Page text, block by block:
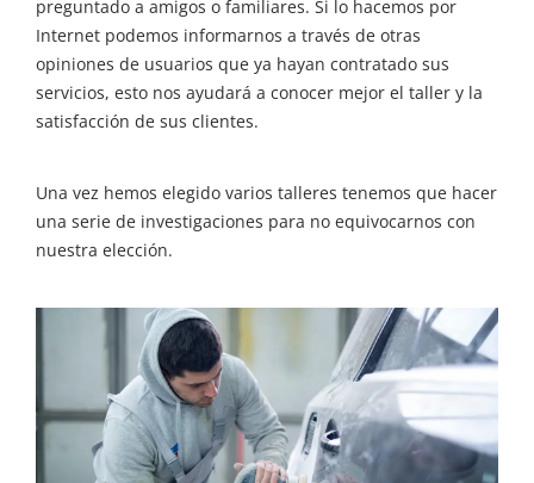
preguntado a amigos o familiares. Si lo hacemos por
Internet podemos informarnos a través de otras
opiniones de usuarios que ya hayan contratado sus
servicios, esto nos ayudará a conocer mejor el taller y la
satisfacción de sus clientes.
Una vez hemos elegido varios talleres tenemos que hacer
una serie de investigaciones para no equivocarnos con
nuestra elección.